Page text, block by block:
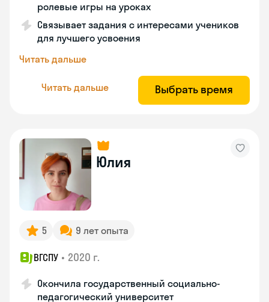
ролевые игры на уроках
Связывает задания с интересами учеников
для лучшего усвоения
Читать дальше
Читать дальше Выбрать время
Юлия
5 9 лет опыта
ВГСПУ • 2020 г.
Окончила государственный социально-
педагогический университет